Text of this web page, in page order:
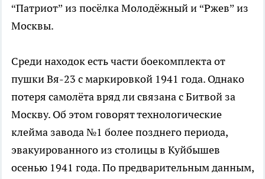
“Патриот” из посёлка Молодёжный и “Ржев” из
Москвы.
Среди находок есть части боекомплекта от
пушки Вя-23 с маркировкой 1941 года. Однако
потеря самолёта вряд ли связана с Битвой за
Москву. Об этом говорят технологические
клейма завода №1 более позднего периода,
эвакуированного из столицы в Куйбышев
осенью 1941 года. По предварительным данным,